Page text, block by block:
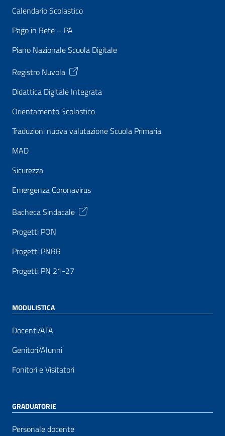
Calendario Scolastico
Pago in Rete – PA
Piano Nazionale Scuola Digitale
Registro Nuvola
Didattica Digitale Integrata
Orientamento Scolastico
Traduzioni nuova valutazione Scuola Primaria
MAD
Sicurezza
Emergenza Coronavirus
Bacheca Sindacale
Progetti PON
Progetti PNRR
Progetti PN 21-27
MODULISTICA
Docenti/ATA
Genitori/Alunni
Fonitori e Visitatori
GRADUATORIE
Personale docente